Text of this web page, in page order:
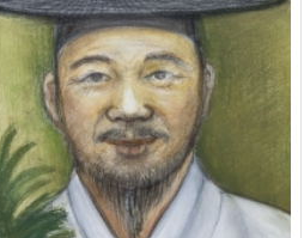
김희성 프란치스코 (1765~1816년)
관리자 2020.06.09 265